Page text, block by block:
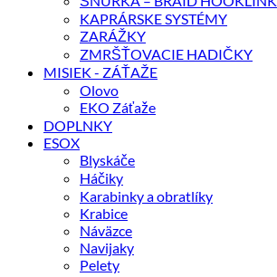
KAPRÁRSKE SYSTÉMY
ZARÁŽKY
ZMRŠŤOVACIE HADIČKY
MISIEK - ZÁŤAŽE
Olovo
EKO Záťaže
DOPLNKY
ESOX
Blyskáče
Háčiky
Karabinky a obratlíky
Krabice
Náväzce
Navijaky
Pelety